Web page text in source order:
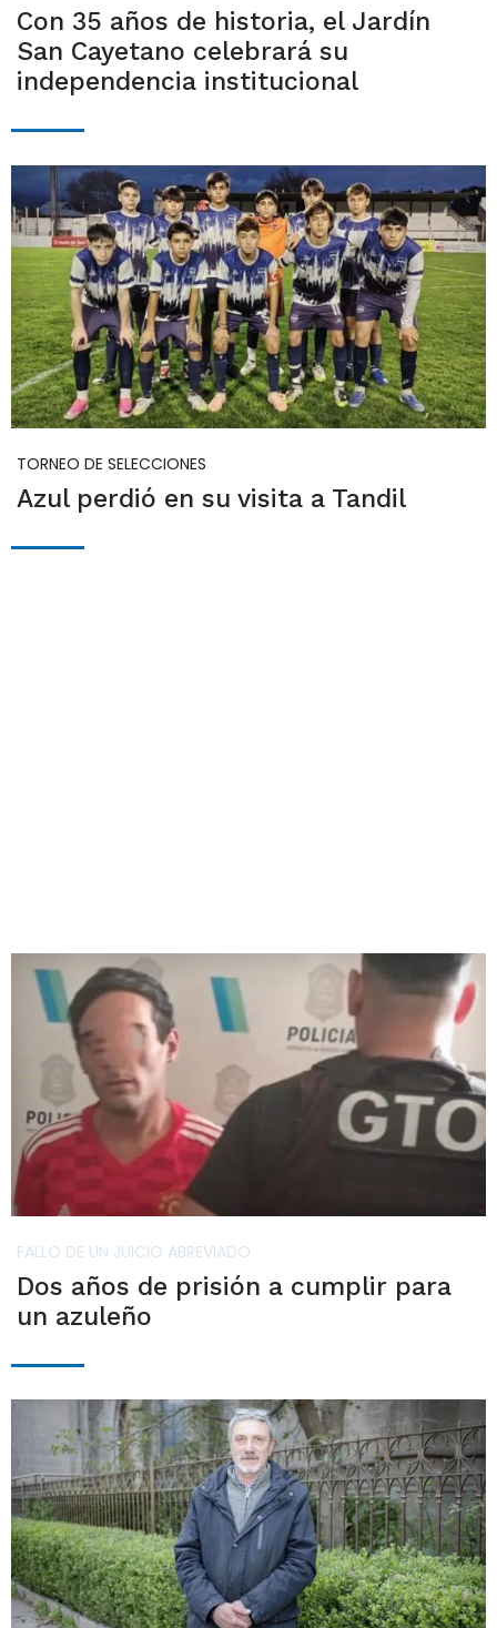
Con 35 años de historia, el Jardín
San Cayetano celebrará su
independencia institucional
TORNEO DE SELECCIONES
Azul perdió en su visita a Tandil
FALLO DE UN JUICIO ABREVIADO
Dos años de prisión a cumplir para
un azuleño